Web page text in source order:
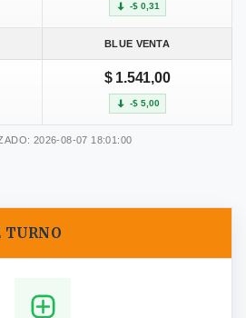
-$ 0,31
BLUE VENTA
$ 1.541,00
-$ 5,00
2026-08-07 18:01:00
TURNO